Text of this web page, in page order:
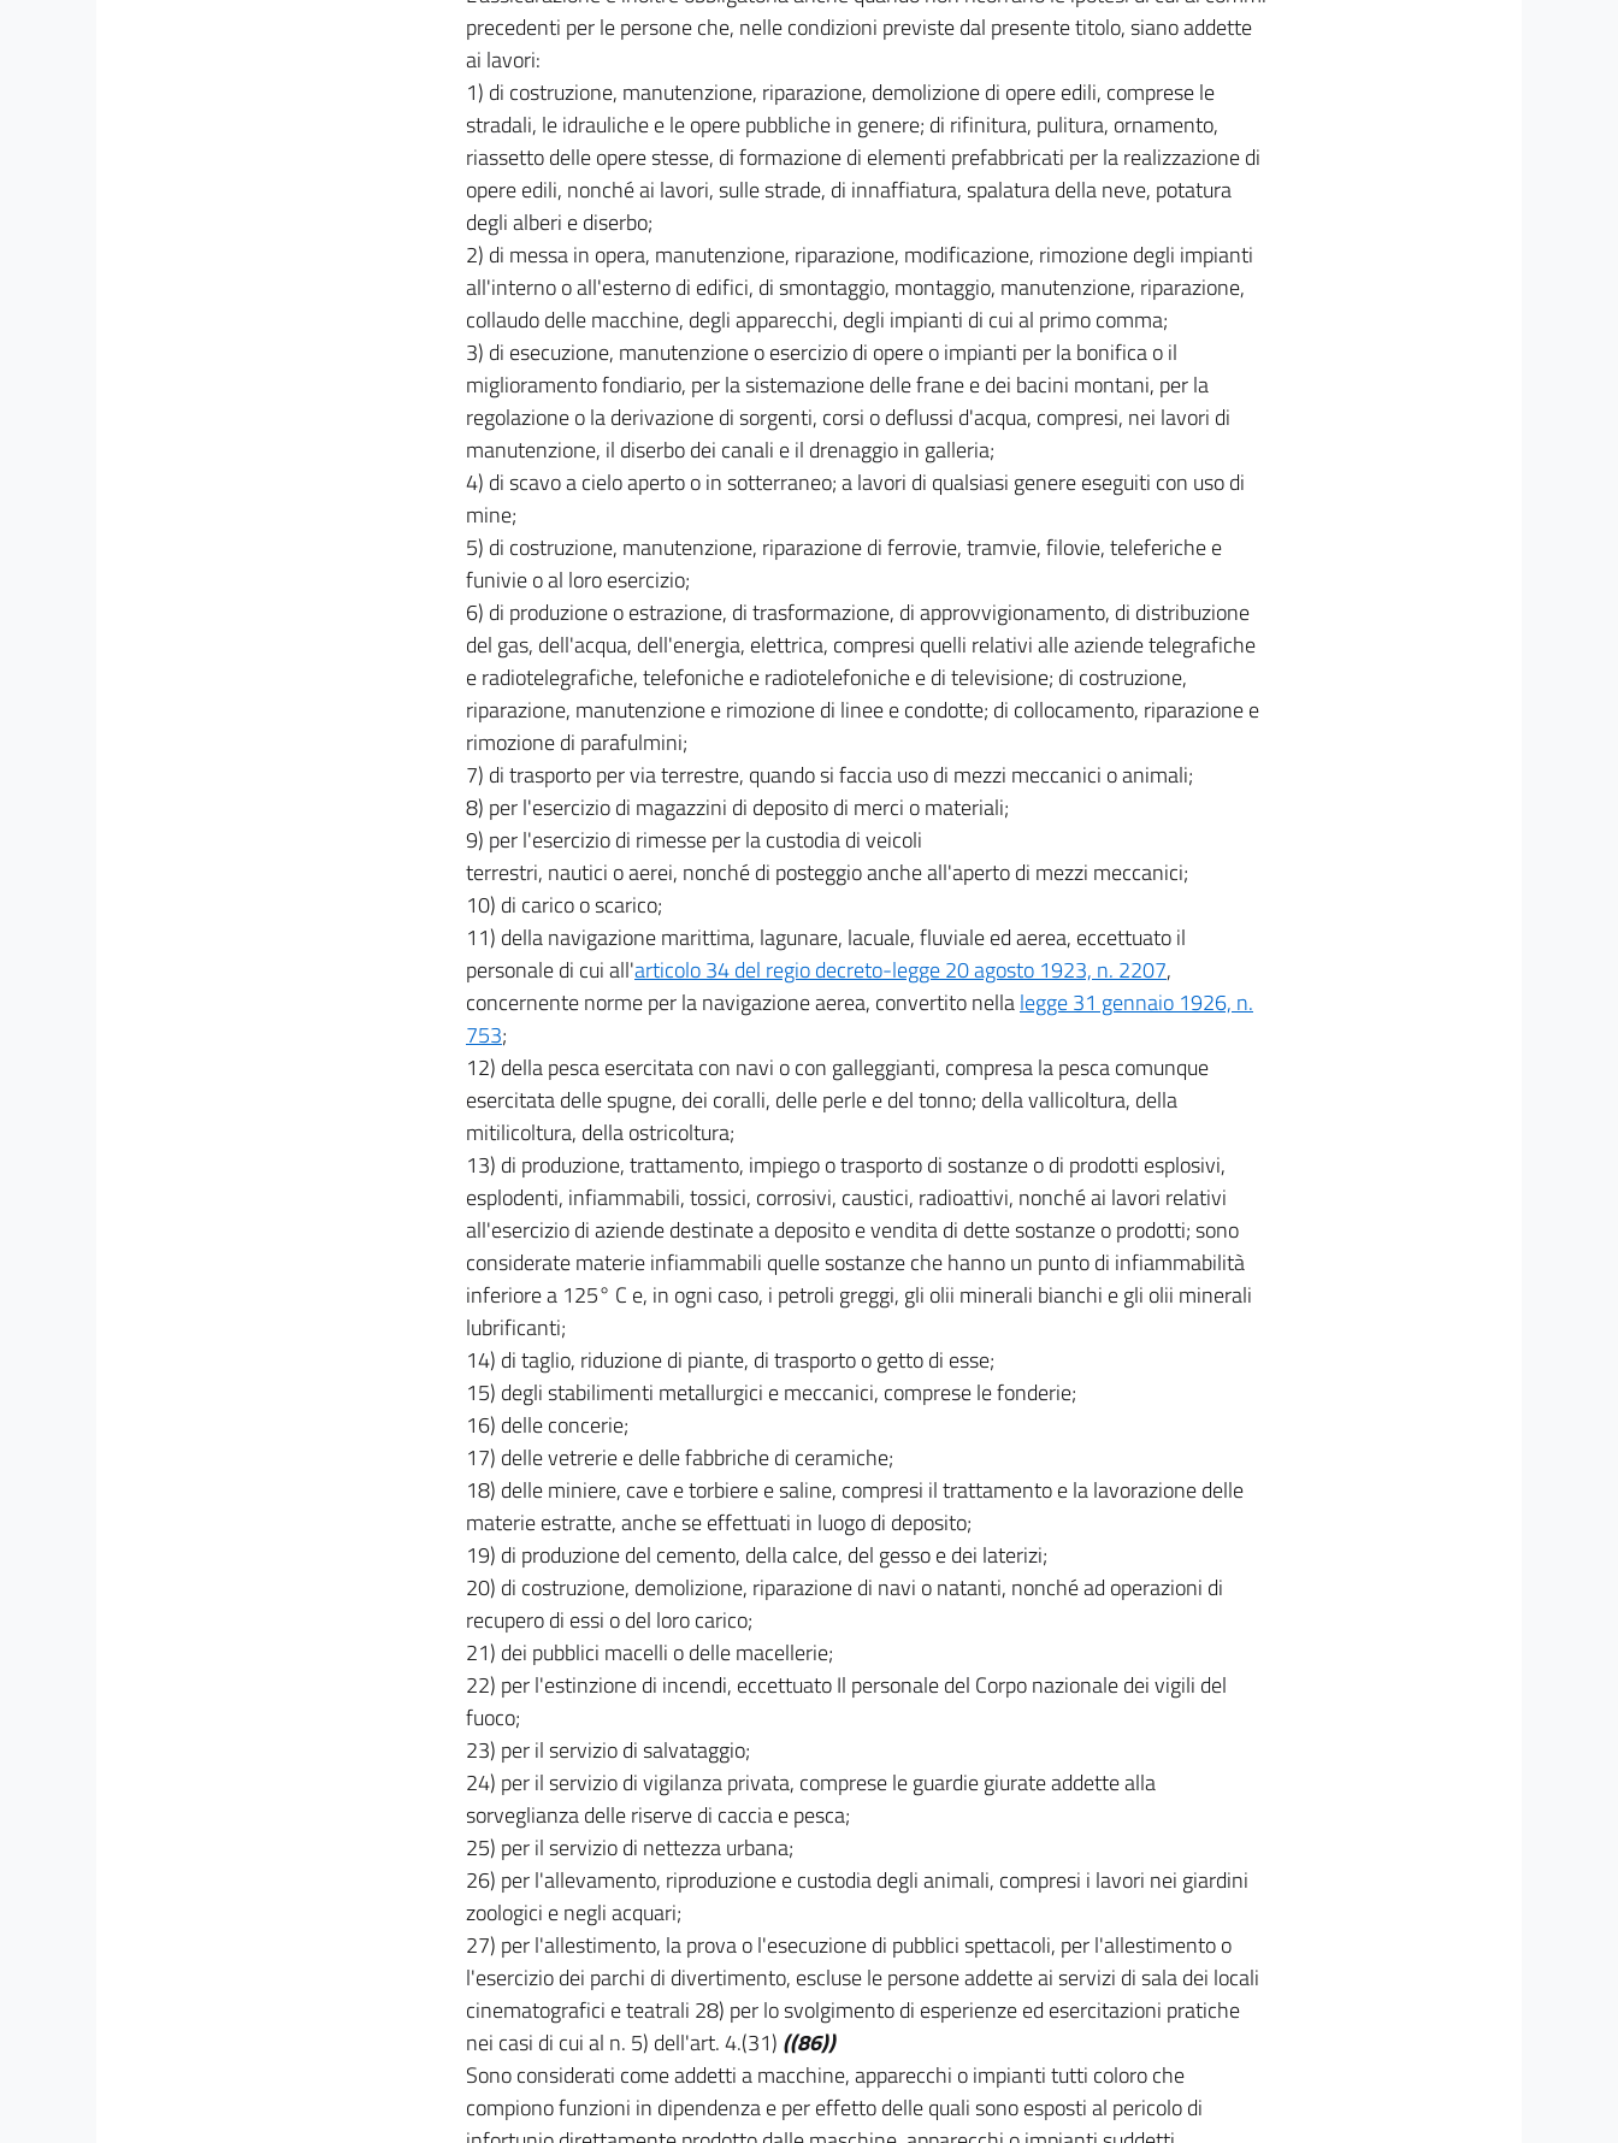
precedenti per le persone che, nelle condizioni previste dal presente titolo, siano addette
ai lavori:
1) di costruzione, manutenzione, riparazione, demolizione di opere edili, comprese le
stradali, le idrauliche e le opere pubbliche in genere; di rifinitura, pulitura, ornamento,
riassetto delle opere stesse, di formazione di elementi prefabbricati per la realizzazione di
opere edili, nonché ai lavori, sulle strade, di innaffiatura, spalatura della neve, potatura
degli alberi e diserbo;
2) di messa in opera, manutenzione, riparazione, modificazione, rimozione degli impianti
all'interno o all'esterno di edifici, di smontaggio, montaggio, manutenzione, riparazione,
collaudo delle macchine, degli apparecchi, degli impianti di cui al primo comma;
3) di esecuzione, manutenzione o esercizio di opere o impianti per la bonifica o il
miglioramento fondiario, per la sistemazione delle frane e dei bacini montani, per la
regolazione o la derivazione di sorgenti, corsi o deflussi d'acqua, compresi, nei lavori di
manutenzione, il diserbo dei canali e il drenaggio in galleria;
4) di scavo a cielo aperto o in sotterraneo; a lavori di qualsiasi genere eseguiti con uso di
mine;
5) di costruzione, manutenzione, riparazione di ferrovie, tramvie, filovie, teleferiche e
funivie o al loro esercizio;
6) di produzione o estrazione, di trasformazione, di approvvigionamento, di distribuzione
del gas, dell'acqua, dell'energia, elettrica, compresi quelli relativi alle aziende telegrafiche
e radiotelegrafiche, telefoniche e radiotelefoniche e di televisione; di costruzione,
riparazione, manutenzione e rimozione di linee e condotte; di collocamento, riparazione e
rimozione di parafulmini;
7) di trasporto per via terrestre, quando si faccia uso di mezzi meccanici o animali;
8) per l'esercizio di magazzini di deposito di merci o materiali;
9) per l'esercizio di rimesse per la custodia di veicoli
terrestri, nautici o aerei, nonché di posteggio anche all'aperto di mezzi meccanici;
10) di carico o scarico;
11) della navigazione marittima, lagunare, lacuale, fluviale ed aerea, eccettuato il
personale di cui all'articolo 34 del regio decreto-legge 20 agosto 1923, n. 2207,
concernente norme per la navigazione aerea, convertito nellalegge 31 gennaio 1926, n.
753;
12) della pesca esercitata con navi o con galleggianti, compresa la pesca comunque
esercitata delle spugne, dei coralli, delle perle e del tonno; della vallicoltura, della
mitilicoltura, della ostricoltura;
13) di produzione, trattamento, impiego o trasporto di sostanze o di prodotti esplosivi,
esplodenti, infiammabili, tossici, corrosivi, caustici, radioattivi, nonché ai lavori relativi
all'esercizio di aziende destinate a deposito e vendita di dette sostanze o prodotti; sono
considerate materie infiammabili quelle sostanze che hanno un punto di infiammabilità
inferiore a 125° C e, in ogni caso, i petroli greggi, gli olii minerali bianchi e gli olii minerali
lubrificanti;
14) di taglio, riduzione di piante, di trasporto o getto di esse;
15) degli stabilimenti metallurgici e meccanici, comprese le fonderie;
16) delle concerie;
17) delle vetrerie e delle fabbriche di ceramiche;
18) delle miniere, cave e torbiere e saline, compresi il trattamento e la lavorazione delle
materie estratte, anche se effettuati in luogo di deposito;
19) di produzione del cemento, della calce, del gesso e dei laterizi;
20) di costruzione, demolizione, riparazione di navi o natanti, nonché ad operazioni di
recupero di essi o del loro carico;
21) dei pubblici macelli o delle macellerie;
22) per l'estinzione di incendi, eccettuato Il personale del Corpo nazionale dei vigili del
fuoco;
23) per il servizio di salvataggio;
24) per il servizio di vigilanza privata, comprese le guardie giurate addette alla
sorveglianza delle riserve di caccia e pesca;
25) per il servizio di nettezza urbana;
26) per l'allevamento, riproduzione e custodia degli animali, compresi i lavori nei giardini
zoologici e negli acquari;
27) per l'allestimento, la prova o l'esecuzione di pubblici spettacoli, per l'allestimento o
l'esercizio dei parchi di divertimento, escluse le persone addette ai servizi di sala dei locali
cinematografici e teatrali 28) per lo svolgimento di esperienze ed esercitazioni pratiche
nei casi di cui al n. 5) dell'art. 4.(31) ((86))
Sono considerati come addetti a macchine, apparecchi o impianti tutti coloro che
compiono funzioni in dipendenza e per effetto delle quali sono esposti al pericolo di